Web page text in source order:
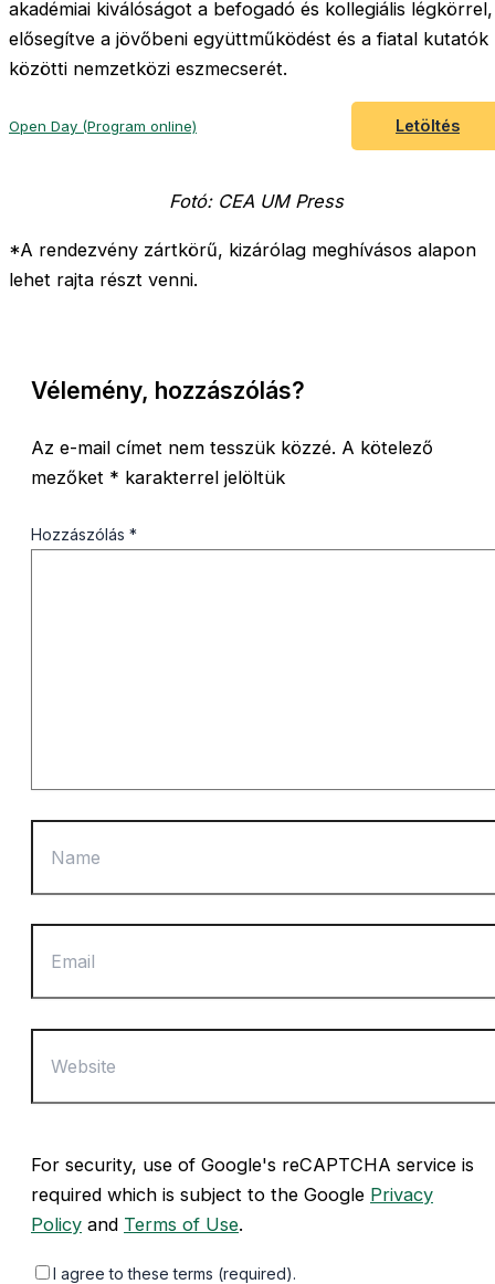
akadémiai kiválóságot a befogadó és kollegiális légkörrel,
elősegítve a jövőbeni együttműködést és a fiatal kutatók
közötti nemzetközi eszmecserét.
Open Day (Program online) Letöltés
Fotó: CEA UM Press
*A rendezvény zártkörű, kizárólag meghívásos alapon
lehet rajta részt venni.
Vélemény, hozzászólás?
Az e-mail címet nem tesszük közzé. A kötelező
mezőket * karakterrel jelöltük
Hozzászólás *
For security, use of Google's reCAPTCHA service is
required which is subject to the Google Privacy
Policy and Terms of Use.
I agree to these terms (required).